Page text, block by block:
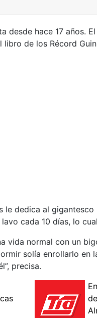
desde hace 17 años.
de los Récord
le dedica al
cada 10 días, lo
vida normal con un
solía enrollarlo en
precisa.